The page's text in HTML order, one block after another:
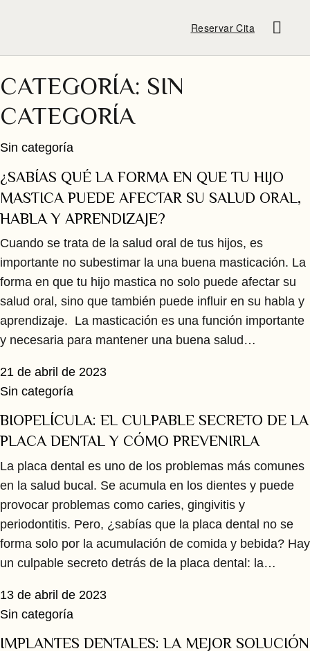
Reservar Cita
CATEGORÍA: SIN
CATEGORÍA
Sin categoría
¿SABÍAS QUÉ LA FORMA EN QUE TU HIJO
MASTICA PUEDE AFECTAR SU SALUD ORAL,
HABLA Y APRENDIZAJE?
Cuando se trata de la salud oral de tus hijos, es
importante no subestimar la una buena masticación. La
forma en que tu hijo mastica no solo puede afectar su
salud oral, sino que también puede influir en su habla y
aprendizaje. La masticación es una función importante
y necesaria para mantener una buena salud…
21 de abril de 2023
Sin categoría
BIOPELÍCULA: EL CULPABLE SECRETO DE LA
PLACA DENTAL Y CÓMO PREVENIRLA
La placa dental es uno de los problemas más comunes
en la salud bucal. Se acumula en los dientes y puede
provocar problemas como caries, gingivitis y
periodontitis. Pero, ¿sabías que la placa dental no se
forma solo por la acumulación de comida y bebida? Hay
un culpable secreto detrás de la placa dental: la…
13 de abril de 2023
Sin categoría
IMPLANTES DENTALES: LA MEJOR SOLUCIÓN